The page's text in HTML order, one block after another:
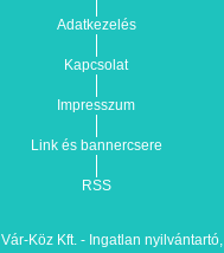
Adatkezelés
Kapcsolat
Impresszum
Link és bannercsere
RSS
Vár-Köz Kft. - Ingatlan